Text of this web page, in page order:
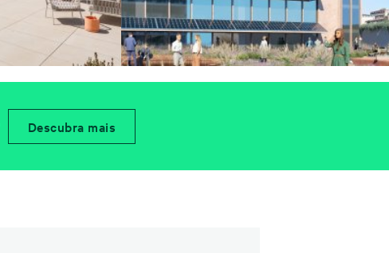
Descubra mais